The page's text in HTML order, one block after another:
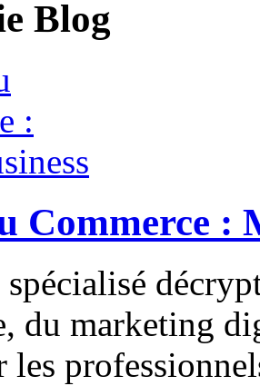
Blog
Commerce :
du marketing